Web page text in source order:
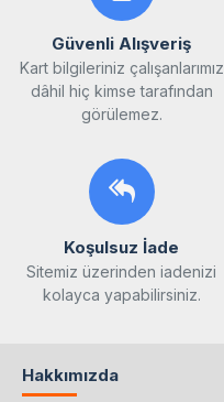
Güvenli Alışveriş
Kart bilgileriniz çalışanlarımız
dâhil hiç kimse tarafından
görülemez.
Koşulsuz İade
Sitemiz üzerinden iadenizi
kolayca yapabilirsiniz.
Hakkımızda